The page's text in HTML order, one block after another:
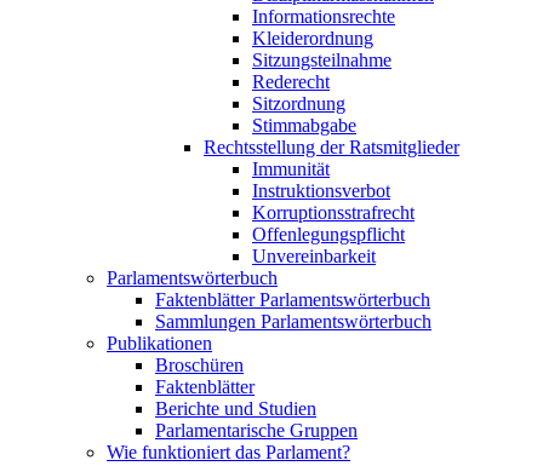
Informationsrechte
Kleiderordnung
Sitzungsteilnahme
Rederecht
Sitzordnung
Stimmabgabe
Rechtsstellung der Ratsmitglieder
Immunität
Instruktionsverbot
Korruptionsstrafrecht
Offenlegungspflicht
Unvereinbarkeit
Parlamentswörterbuch
Faktenblätter Parlamentswörterbuch
Sammlungen Parlamentswörterbuch
Publikationen
Broschüren
Faktenblätter
Berichte und Studien
Parlamentarische Gruppen
Wie funktioniert das Parlament?